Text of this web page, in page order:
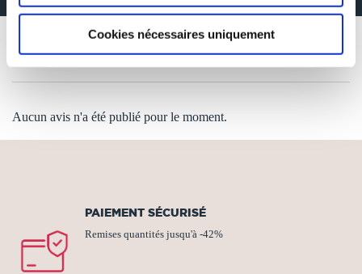
Cookies nécessaires uniquement
AVIS DES LECTEURS
Aucun avis n'a été publié pour le moment.
PAIEMENT SÉCURISÉ
Remises quantités jusqu'à -42%